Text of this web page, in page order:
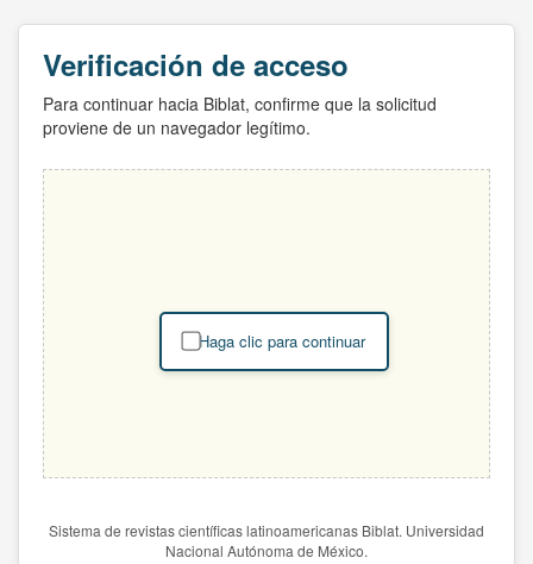
Verificación de acceso
Para continuar hacia Biblat, confirme que la solicitud
proviene de un navegador legítimo.
Haga clic para continuar
Sistema de revistas científicas latinoamericanas Biblat. Universidad
Nacional Autónoma de México.